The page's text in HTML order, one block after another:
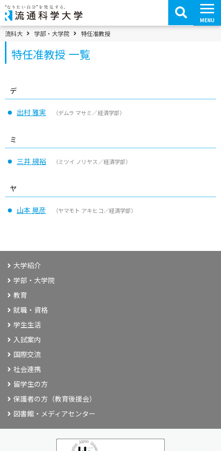
コ
ン
テ
ン
ツ
へ
移
MENU
パンくずメニュー
流科大 学部・大学院 特任准教授
特任准教授 一覧
デ
出村 雅実 （デムラ マサミ／経済学部）
ミ
三井 規裕 （ミツイ ノリヤス／経済学部）
ヤ
山本 晃彦 （ヤマモト アキヒコ／経済学部）
大学紹介
学部・大学院
教育
就職・資格
学生生活
入試案内
国際交流
社会連携
留学生の方
保護者の方（教育後援会）
図書館・メディアセンター